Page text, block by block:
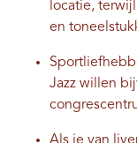
locatie,
en
Jazz willen